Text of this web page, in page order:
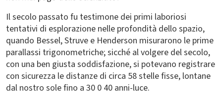
Il secolo passato fu testimone dei primi laboriosi
tentativi di esplorazione nelle profondità dello spazio,
quando Bessel, Struve e Henderson misurarono le prime
parallassi trigonometriche; sicché al volgere del secolo,
con una ben giusta soddisfazione, si potevano registrare
con sicurezza le distanze di circa 58 stelle fisse, lontane
dal nostro sole fino a 30 0 40 anni-luce.